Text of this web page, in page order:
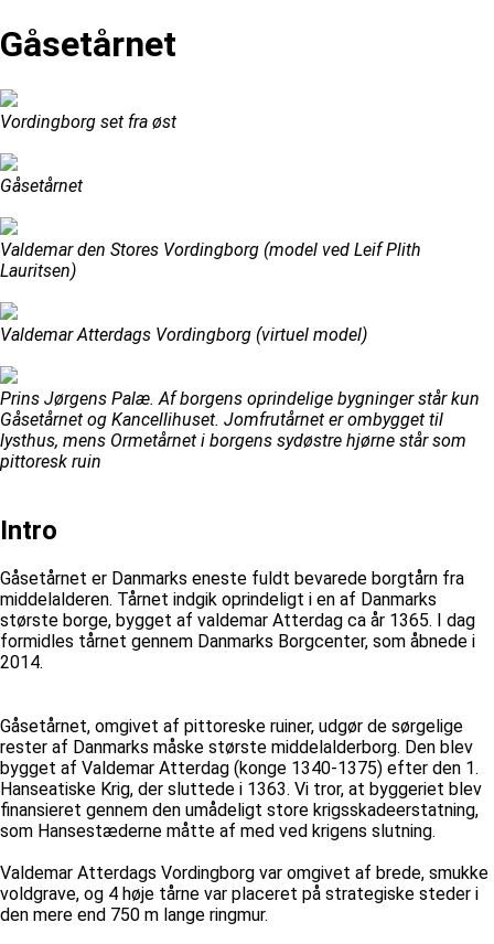
Gåsetårnet
Vordingborg set fra øst
Gåsetårnet
Valdemar den Stores Vordingborg (model ved Leif Plith
Lauritsen)
Valdemar Atterdags Vordingborg (virtuel model)
Prins Jørgens Palæ. Af borgens oprindelige bygninger står kun
Gåsetårnet og Kancellihuset. Jomfrutårnet er ombygget til
lysthus, mens Ormetårnet i borgens sydøstre hjørne står som
pittoresk ruin
Intro
Gåsetårnet er Danmarks eneste fuldt bevarede borgtårn fra
middelalderen. Tårnet indgik oprindeligt i en af Danmarks
største borge, bygget af valdemar Atterdag ca år 1365. I dag
formidles tårnet gennem Danmarks Borgcenter, som åbnede i
2014.
Gåsetårnet, omgivet af pittoreske ruiner, udgør de sørgelige
rester af Danmarks måske største middelalderborg. Den blev
bygget af Valdemar Atterdag (konge 1340-1375) efter den 1.
Hanseatiske Krig, der sluttede i 1363. Vi tror, at byggeriet blev
finansieret gennem den umådeligt store krigsskadeerstatning,
som Hansestæderne måtte af med ved krigens slutning.
Valdemar Atterdags Vordingborg var omgivet af brede, smukke
voldgrave, og 4 høje tårne var placeret på strategiske steder i
den mere end 750 m lange ringmur.